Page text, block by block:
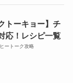
トーキョー】チ
応！レシピ一覧
ートーク攻略